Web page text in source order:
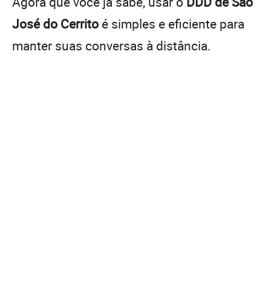
José do Cerrito é simples e eficiente para
manter suas conversas à distância.